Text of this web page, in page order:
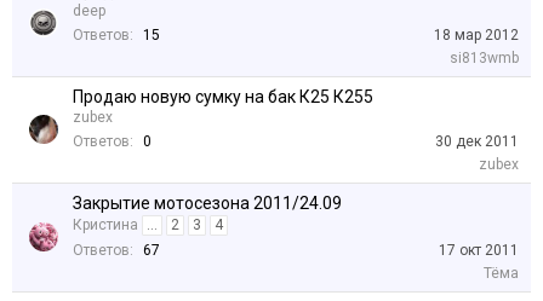
deep
Ответов:
15
18 мар 2012
si813wmb
Продаю новую сумку на бак К25 К255
zubex
Ответов:
0
30 дек 2011
zubex
Закрытие мотосезона 2011/24.09
Кристина ... 2 3
4
Ответов:
67
17 окт 2011
Тёма